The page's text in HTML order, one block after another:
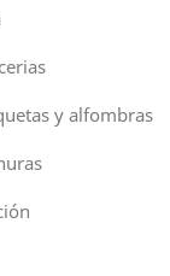
y alfombras